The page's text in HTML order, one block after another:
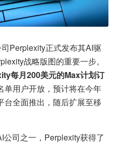
Perplexity正式发布其AI驱
战略版图的重要一步。
每月200美元的Max计划订
单用户开放，预计将在今年
台全面推出，随后扩展至移
司之一，Perplexity获得了